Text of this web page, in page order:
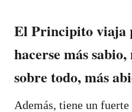
El Principito viaja
hacerse más
sobre todo, más
Además, tiene un fuerte